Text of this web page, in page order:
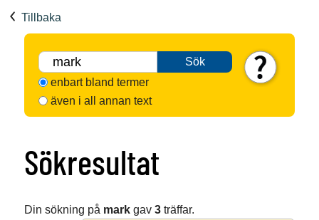
Tillbaka
Sök
enbart bland termer
även i all annan text
Sökresultat
Din sökning på markgav 3träffar.